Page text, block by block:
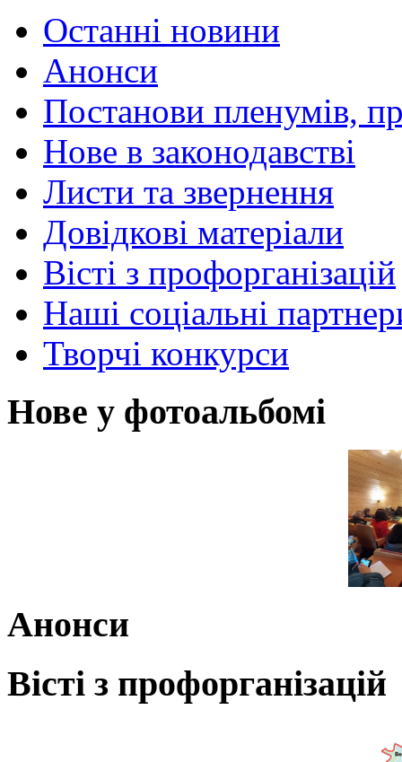
Останні новини
Анонси
Постанови пленумів,
Нове в законодавстві
Листи та звернення
Довідкові матеріали
Вісті з профорганізацій
Наші соціальні
Творчі конкурси
Нове у фотоальбомі
Анонси
Вісті з профорганізацій